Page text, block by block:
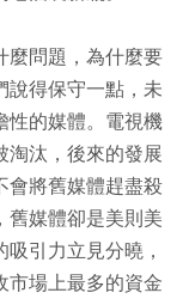
麼問題，為什麼要
說得保守一點，未
性的媒體。電視機
淘汰，後來的發展
會將舊媒體趕盡殺
舊媒體卻是美則美
引力立見分曉，
市場上最多的資金